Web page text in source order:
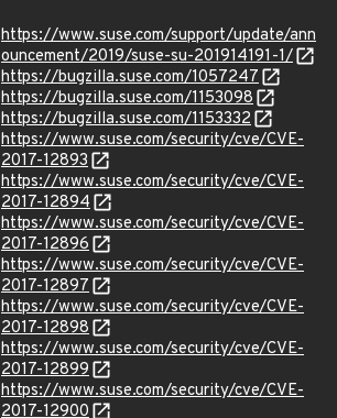
https://www.suse.com/support/update/ann
ouncement/2019/suse-su-201914191-1/
https://bugzilla.suse.com/1057247
https://bugzilla.suse.com/1153098
https://bugzilla.suse.com/1153332
https://www.suse.com/security/cve/CVE-
2017-12893
https://www.suse.com/security/cve/CVE-
2017-12894
https://www.suse.com/security/cve/CVE-
2017-12896
https://www.suse.com/security/cve/CVE-
2017-12897
https://www.suse.com/security/cve/CVE-
2017-12898
https://www.suse.com/security/cve/CVE-
2017-12899
https://www.suse.com/security/cve/CVE-
2017-12900